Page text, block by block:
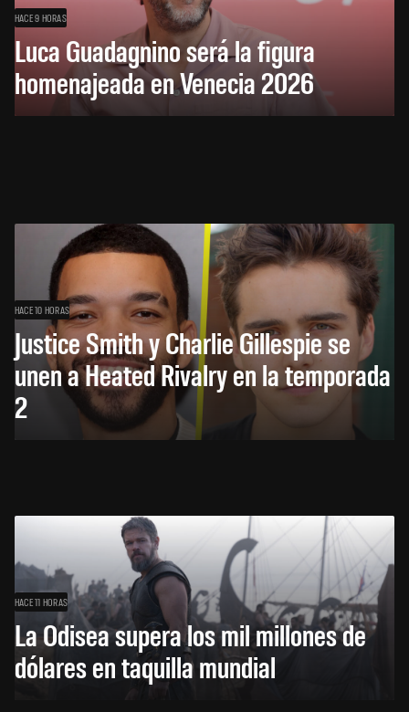
HACE 9 HORAS
Luca Guadagnino será la figura
homenajeada en Venecia 2026
HACE 10 HORAS
Justice Smith y Charlie Gillespie se
unen a Heated Rivalry en la temporada
2
HACE 11 HORAS
La Odisea supera los mil millones de
dólares en taquilla mundial